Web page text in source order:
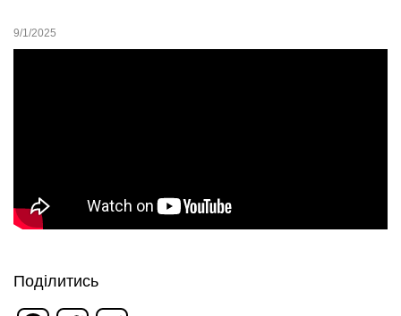
9/1/2025
Поділитись